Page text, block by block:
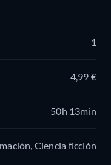
1
4,99 €
50h 13min
Ciencia ficción